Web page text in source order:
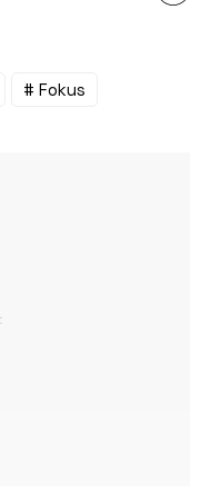
# Fokus